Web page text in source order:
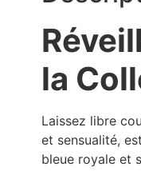
la
Laissez libre
et sensualité,
bleue royale et